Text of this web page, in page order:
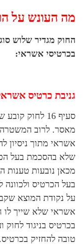
מה העונש על
החוק מגדיר שלוש
בכרטיסי אשראי:
גניבת כרטיס
סעיף 16 לחוק
מאסר. לרוב המשטרה
אשראי מתוך ניסיון
שלא בהסכמת בעל
מכאן נובעות טענות
בעל הכרטיס
על נקודת המוצא
אשראי שלא שייך לו
בכרטיס בניגוד לחוק
טובה להחזיק בכרטיס.